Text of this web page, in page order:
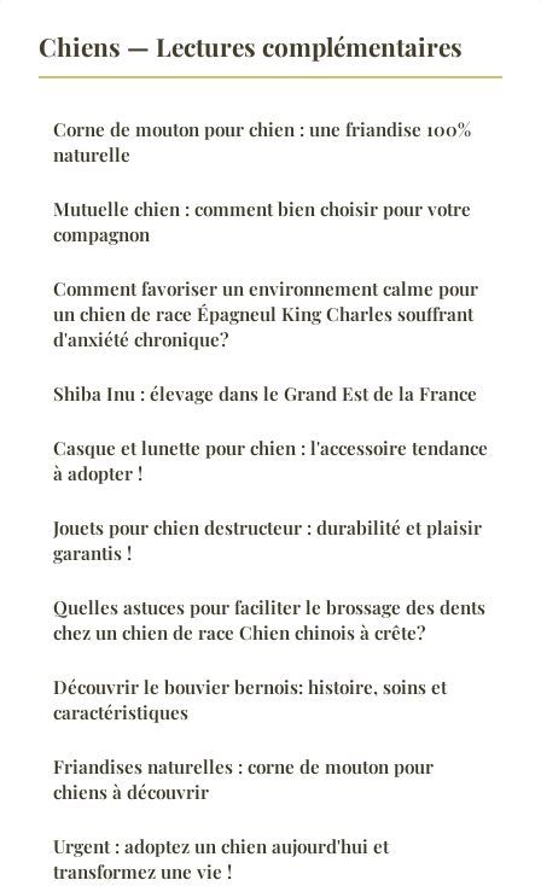
Chiens — Lectures complémentaires
Corne de mouton pour chien : une friandise 100%
naturelle
Mutuelle chien : comment bien choisir pour votre
compagnon
Comment favoriser un environnement calme pour
un chien de race Épagneul King Charles souffrant
d'anxiété chronique?
Shiba Inu : élevage dans le Grand Est de la France
Casque et lunette pour chien : l'accessoire tendance
à adopter !
Jouets pour chien destructeur : durabilité et plaisir
garantis !
Quelles astuces pour faciliter le brossage des dents
chez un chien de race Chien chinois à crête?
Découvrir le bouvier bernois: histoire, soins et
caractéristiques
Friandises naturelles : corne de mouton pour
chiens à découvrir
Urgent : adoptez un chien aujourd'hui et
transformez une vie !